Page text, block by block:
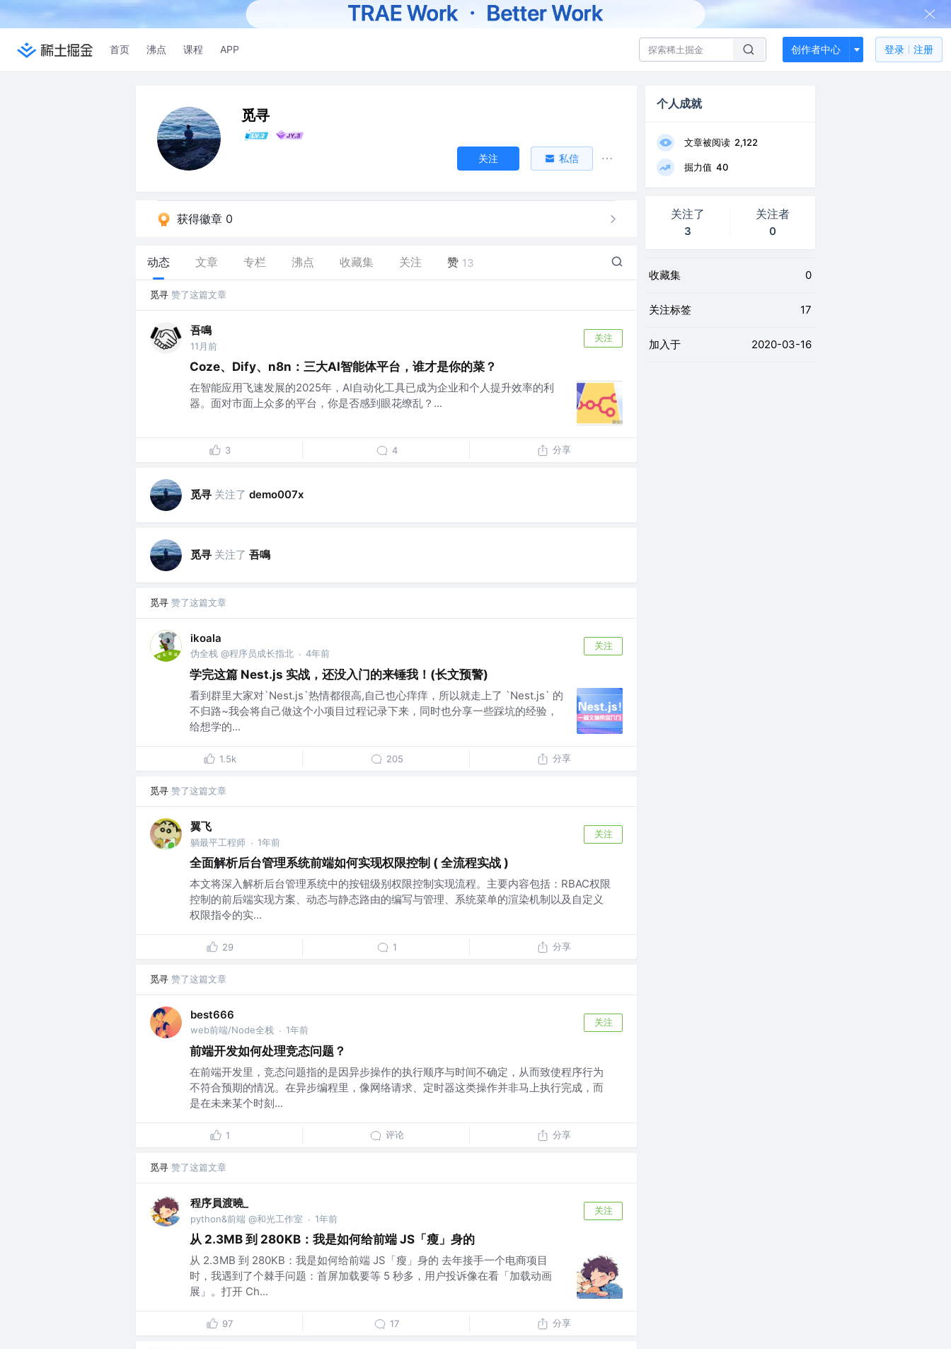
首页 沸点 课程 APP 创作者中心 登录 注册
觅寻
关注 私信
获得徽章 0
动态 文章 专栏 沸点 收藏集 关注 赞 13
觅寻 赞了这篇文章
吾鳴
11月前
关注
Coze、Dify、n8n：三大AI智能体平台，谁才是你的菜？
在智能应用飞速发展的2025年，AI自动化工具已成为企业和个人提升效率的利
器。面对市面上众多的平台，你是否感到眼花缭乱？...
3 4 分享
觅寻 关注了 demo007x
觅寻 关注了 吾鳴
觅寻 赞了这篇文章
ikoala
伪全栈 @程序员成长指北 · 4年前
关注
学完这篇 Nest.js 实战，还没入门的来锤我！(长文预警)
看到群里大家对`Nest.js`热情都很高,自己也心痒痒，所以就走上了 `Nest.js` 的
不归路~我会将自己做这个小项目过程记录下来，同时也分享一些踩坑的经验，
给想学的...
1.5k 205 分享
觅寻 赞了这篇文章
翼飞
躺最平工程师 · 1年前
关注
全面解析后台管理系统前端如何实现权限控制 ( 全流程实战 )
本文将深入解析后台管理系统中的按钮级别权限控制实现流程。主要内容包括：RBAC权限
控制的前后端实现方案、动态与静态路由的编写与管理、系统菜单的渲染机制以及自定义
权限指令的实...
29 1 分享
觅寻 赞了这篇文章
best666
web前端/Node全栈 · 1年前
关注
前端开发如何处理竞态问题？
在前端开发里，竞态问题指的是因异步操作的执行顺序与时间不确定，从而致使程序行为
不符合预期的情况。在异步编程里，像网络请求、定时器这类操作并非马上执行完成，而
是在未来某个时刻...
1 评论 分享
觅寻 赞了这篇文章
程序員渡曉_
python&前端 @和光工作室 · 1年前
关注
从 2.3MB 到 280KB：我是如何给前端 JS「瘦」身的
从 2.3MB 到 280KB：我是如何给前端 JS「瘦」身的 去年接手一个电商项目
时，我遇到了个棘手问题：首屏加载要等 5 秒多，用户投诉像在看「加载动画
展」。打开 Ch...
97 17 分享
个人成就
文章被阅读 2,122
掘力值 40
关注了
3
关注者
0
收藏集 0
关注标签 17
加入于 2020-03-16